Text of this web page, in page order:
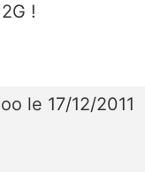
!
le 17/12/2011